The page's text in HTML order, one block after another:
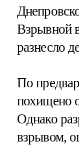
Взрывной
разнесло
По
похищено
Однако
взрывом,